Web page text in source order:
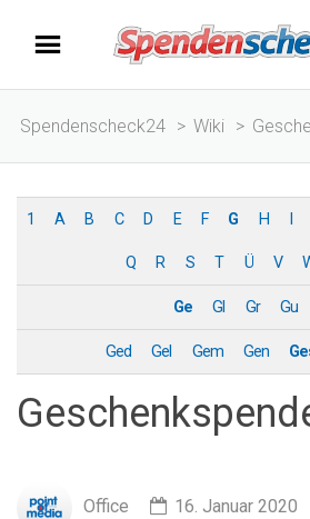
Spendenscheck24 > Wiki >
1 A B C D E F G H
Q R S T Ü V
Ge Gl Gr Gu
Ged Gel Gem Gen
Office 16. Januar 2020